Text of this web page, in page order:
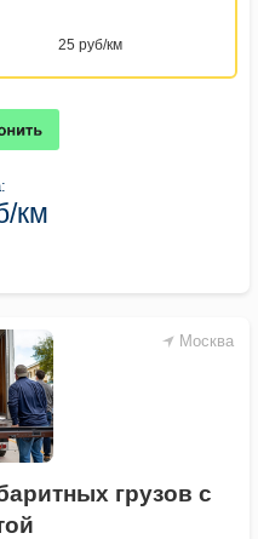
25 руб/км
км
Москва
грузов с